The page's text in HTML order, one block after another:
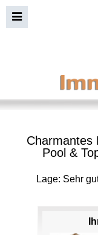
Charmantes
Pool &
Lage: Sehr